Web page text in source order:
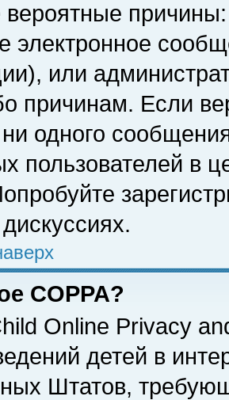
электронное
или
причинам. Если
одного
пользователей в
COPPA?
Online Privacy
детей в
Штатов,